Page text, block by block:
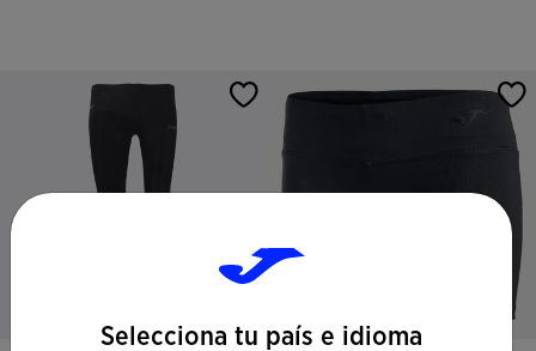
Selecciona tu país e idioma